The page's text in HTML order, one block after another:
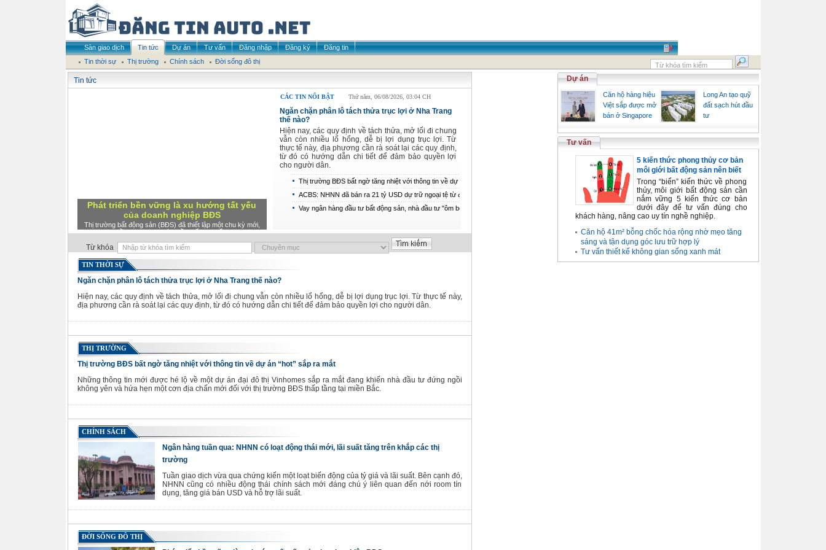
Sàn giao dịch Tin tức Dự án Tư vấn Đăng nhập Đăng ký
Đăng tin
Tin thời sự
Thị trường Chính sách Đời sống đô thị
Tin tức
Phát triển bền vững là xu hướng tất yếu
của doanh nghiệp BĐS
Thị trường bất động sản (BĐS) đã thiết lập một chu kỳ mới,
đầy cạnh tranh và nhiều biến chuyển.
CÁC TIN NỔI BẬT Thứ năm, 06/08/2026, 03:04 CH
Ngăn chặn phân lô tách thửa trục lợi ở Nha Trang
thế nào?
Hiện nay, các quy định về tách thửa, mở lối đi chung
vẫn còn nhiều lổ hổng, dễ bị lợi dụng trục lợi. Từ
thực tế này, địa phương cần rà soát lại các quy định,
từ đó có hướng dẫn chi tiết để đảm bảo quyền lợi
cho người dân.
Thị trường BĐS bất ngờ tăng nhiệt với thông tin về dự án
“hot” sắp ra mắt
ACBS: NHNN đã bán ra 21 tỷ USD dự trữ ngoại tệ từ đầu
năm, có thể nâng lãi suất điều hành thêm 0,75 điểm %
Vay ngân hàng đầu tư bất động sản, nhà đầu tư "ôm bom
Từ khóa
TIN THỜI SỰ
Ngăn chặn phân lô tách thửa trục lợi ở Nha Trang thế nào?
Hiện nay, các quy định về tách thửa, mở lối đi chung vẫn còn nhiều lổ hổng, dễ bị lợi dụng trục lợi. Từ thực tế này,
địa phương cần rà soát lại các quy định, từ đó có hướng dẫn chi tiết để đảm bảo quyền lợi cho người dân.
THỊ TRƯỜNG
Thị trường BĐS bất ngờ tăng nhiệt với thông tin về dự án “hot” sắp ra mắt
Những thông tin mới được hé lộ về một dự án đại đô thị Vinhomes sắp ra mắt đang khiến nhà đầu tư đứng ngồi
không yên và hứa hẹn một cơn địa chấn mới đối với thị trường BĐS thấp tầng tại miền Bắc.
CHÍNH SÁCH
Ngân hàng tuần qua: NHNN có loạt động thái mới, lãi suất tăng trên khắp các thị
trường
Tuần giao dịch vừa qua chứng kiến một loạt biến động của tỷ giá và lãi suất. Bên cạnh đó,
NHNN cũng có nhiều động thái chính sách mới đáng chú ý liên quan đến nới room tín
dụng, tăng giá bán USD và hỗ trợ lãi suất.
ĐỜI SỐNG ĐÔ THỊ
Dự án
Căn hộ hàng hiệu
Việt sắp được mở
bán ở Singapore
Long An tạo quỹ
đất sạch hút đầu
tư
Tư vấn
5 kiến thức phong thủy cơ bản
môi giới bất động sản nên biết
Trong “biển” kiến thức về phong
thủy, môi giới bất động sản cần
nắm vững 5 kiến thức cơ bản
dưới đây để tư vấn đúng cho
khách hàng, nâng cao uy tín nghề nghiệp.
Căn hộ 41m² bỗng chốc hóa rộng nhờ mẹo tăng
sáng và tận dụng góc lưu trữ hợp lý
Tư vấn thiết kế không gian sống xanh mát